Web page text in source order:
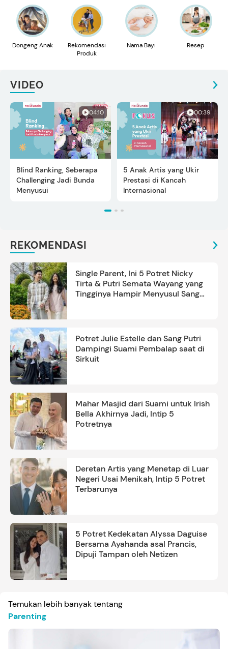
Dongeng Anak
Rekomendasi
Produk
Nama Bayi Resep
VIDEO
04:10
Blind Ranking, Seberapa
Challenging Jadi Bunda
Menyusui
00:39
5 Anak Artis yang Ukir
Prestasi di Kancah
Internasional
REKOMENDASI
Single Parent, Ini 5 Potret Nicky
Tirta & Putri Semata Wayang yang
Tingginya Hampir Menyusul Sang
Potret Julie Estelle dan Sang Putri
Dampingi Suami Pembalap saat di
Sirkuit
Mahar Masjid dari Suami untuk Irish
Bella Akhirnya Jadi, Intip 5
Potretnya
Deretan Artis yang Menetap di Luar
Negeri Usai Menikah, Intip 5 Potret
Terbarunya
5 Potret Kedekatan Alyssa Daguise
Bersama Ayahanda asal Prancis,
Dipuji Tampan oleh Netizen
Temukan lebih banyak tentang
Parenting